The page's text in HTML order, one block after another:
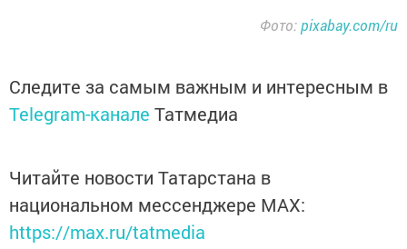
Фото:pixabay.com/ru
Следите за самым важным и интересным в
Telegram-канале Татмедиа
Читайте новости Татарстана в
национальном мессенджере MАХ:
https://max.ru/tatmedia